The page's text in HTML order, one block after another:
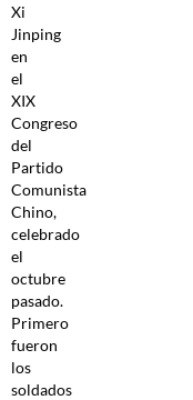
Xi
Jinping
en
el
XIX
Congreso
del
Partido
Comunista
Chino,
celebrado
el
octubre
pasado.
Primero
fueron
los
soldados